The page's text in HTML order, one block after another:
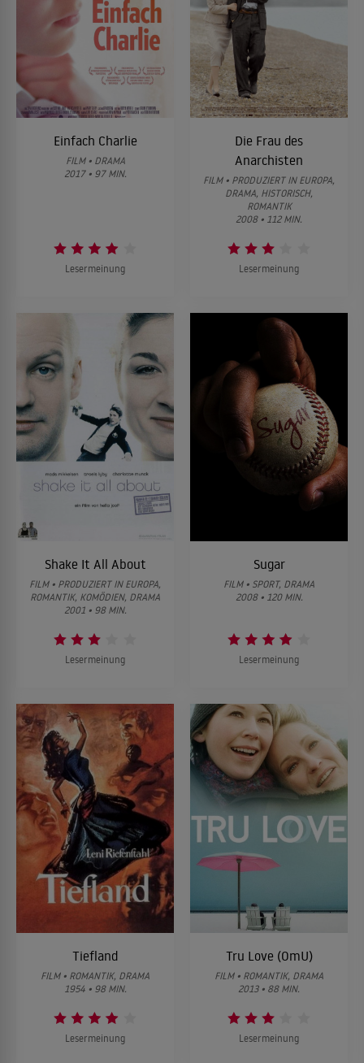
Einfach Charlie
FILM • DRAMA
2017 • 97 MIN.
Lesermeinung
Die Frau des
Anarchisten
FILM • PRODUZIERT IN EUROPA,
DRAMA, HISTORISCH,
ROMANTIK
2008 • 112 MIN.
Lesermeinung
Shake It All About
FILM • PRODUZIERT IN EUROPA,
ROMANTIK, KOMÖDIEN, DRAMA
2001 • 98 MIN.
Lesermeinung
Sugar
FILM • SPORT, DRAMA
2008 • 120 MIN.
Lesermeinung
Tiefland
FILM • ROMANTIK, DRAMA
1954 • 98 MIN.
Lesermeinung
Tru Love (OmU)
FILM • ROMANTIK, DRAMA
2013 • 88 MIN.
Lesermeinung